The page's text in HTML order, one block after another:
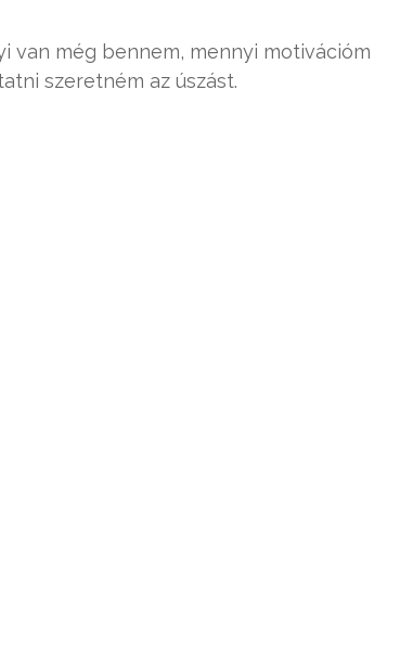
van még bennem, mennyi motivációm
szeretném az úszást.